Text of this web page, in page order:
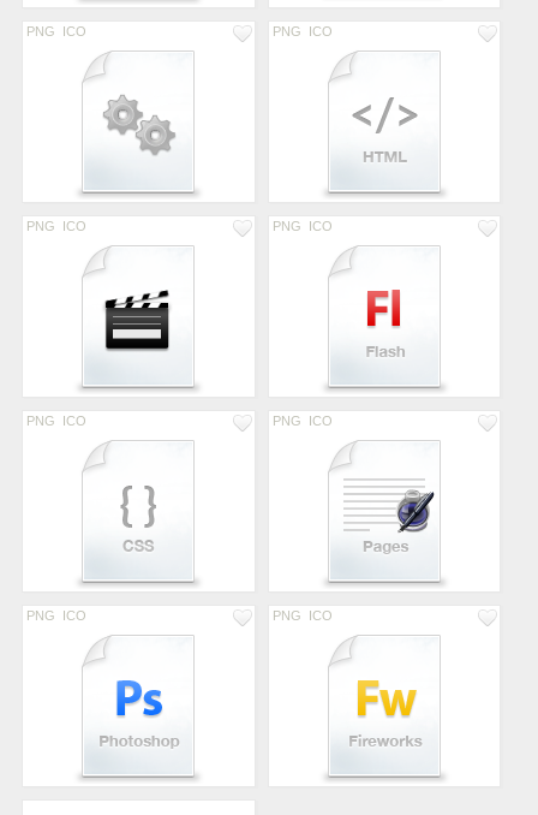
PNG ICO PNG ICO
PNG ICO PNG ICO
PNG ICO PNG ICO
PNG ICO PNG ICO